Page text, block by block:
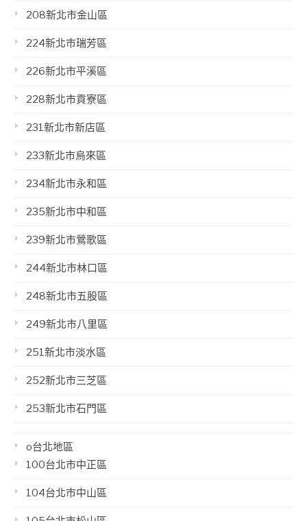
208新北市金山區
224新北市瑞芳區
226新北市平溪區
228新北市貢寮區
231新北市新店區
233新北市烏來區
234新北市永和區
235新北市中和區
239新北市鶯歌區
244新北市林口區
248新北市五股區
249新北市八里區
251新北市淡水區
252新北市三芝區
253新北市石門區
o台北地區
100台北市中正區
104台北市中山區